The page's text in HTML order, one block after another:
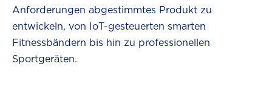
Anforderungen abgestimmtes Produkt zu
entwickeln, von IoT-gesteuerten smarten
Fitnessbändern bis hin zu professionellen
Sportgeräten.